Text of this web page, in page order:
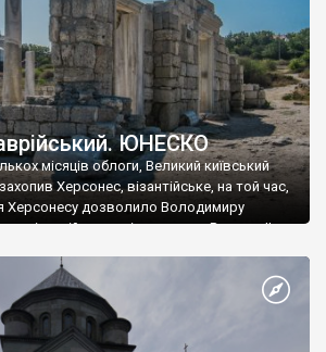
ЮНЕСКО
місяців облоги, Великий київський
Херсонес, візантійське, на той час,
Херсонесу дозволило Володимиру
візантійському імператору Василю ІІ, та
язичник, став Василем-християнином.
Русі. На честь Херсонесу Таврійського